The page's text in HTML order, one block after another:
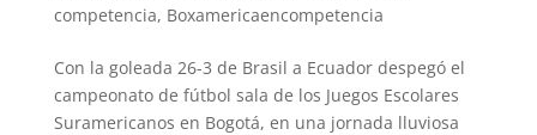
competencia, Boxamericaencompetencia
Con la goleada 26-3 de Brasil a Ecuador despegó el
campeonato de fútbol sala de los Juegos Escolares
Suramericanos en Bogotá, en una jornada lluviosa